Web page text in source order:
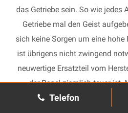
Telefon
das Getriebe sein. So wie jedes
Getriebe mal den Geist
sich keine Sorgen um eine hohe
ist übrigens nicht zwingend
neuwertige Ersatzteil vom
der Regel ziemlich teuer ist.
Ersatzteilen kann jedes